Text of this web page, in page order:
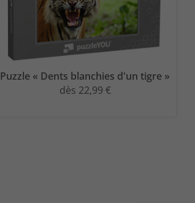
Puzzle « Dents blanchies d'un tigre »
dès 22,99 €